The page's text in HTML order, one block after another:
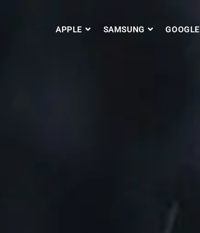
APPLE SAMSUNG GOOGLE